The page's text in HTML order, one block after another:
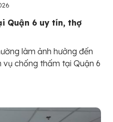
Quận 6 uy tín, thợ
làm ảnh hưởng đến
chống thấm tại Quận 6